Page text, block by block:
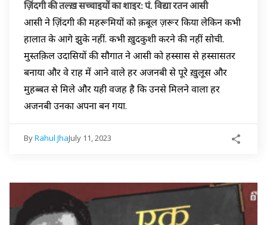
ज़िंदगी की तल्ख़ सच्चाइयों का शाइर: पं. विद्या रतन आसी
आसी ने ज़िंदगी की महरूमियों को क़बूल ज़रूर किया लेकिन कभी
हालात के आगे झुके नहीं. कभी ख़ुदकुशी करने की नहीं सोची.
मुस्तक़िल उदासियों की सौगात ने आसी को हस्सास से हस्सासतर
बनाया और वे राह में आने वाले हर अजनबी से पूरे ख़ुलूस और
मुहब्बत से मिले और यही वजह है कि उनसे मिलने वाला हर
अजनबी उनका अपना बन गया.
ByRahul JhaJuly 11, 2023